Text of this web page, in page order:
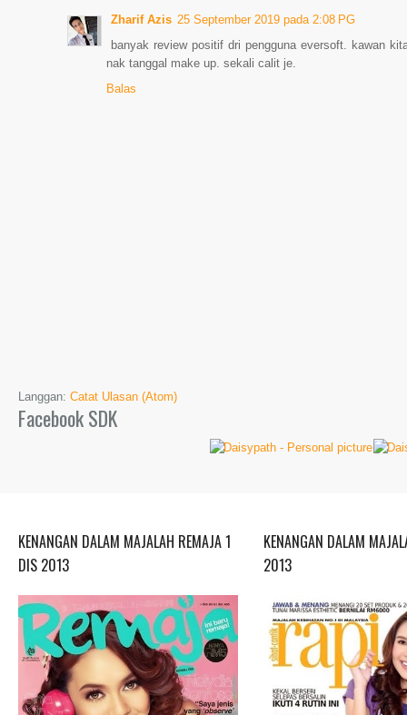
Zharif Azis 25 September 2019 pada 2:08 PG
banyak review positif dri pengguna eversoft. kawan
nak tanggal make up. sekali calit je.
Balas
Langgan: Catat Ulasan (Atom)
Facebook SDK
KENANGAN DALAM MAJALAH REMAJA 1
DIS 2013
KENANGAN DALAM
2013